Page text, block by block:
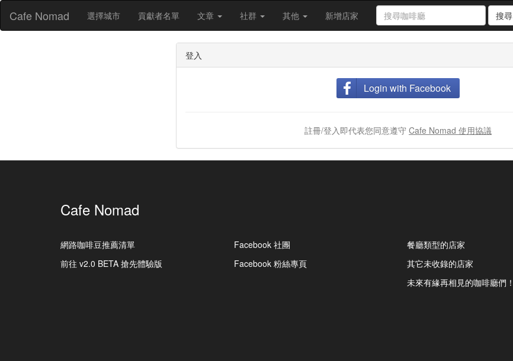
Cafe Nomad 選擇城市 貢獻者名單 文章 社群 其他 新增店家 搜尋
登入
Login with Facebook
註冊/登入即代表您同意遵守 Cafe Nomad 使用協議
Cafe Nomad
網路咖啡豆推薦清單
前往 v2.0 BETA 搶先體驗版
Facebook 社團
Facebook 粉絲專頁
餐廳類型的店家
其它未收錄的店家
未來有緣再相見的咖啡廳們！